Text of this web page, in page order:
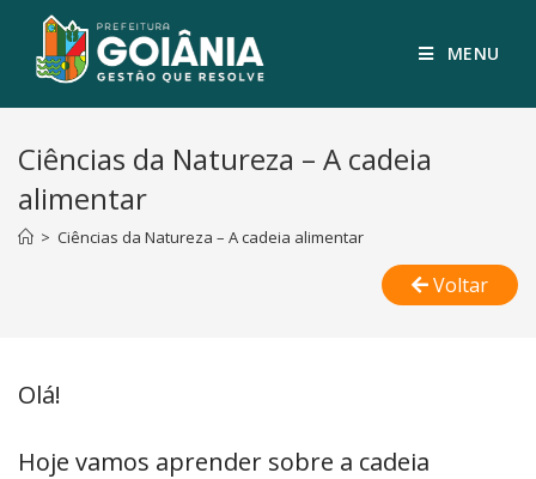
MENU
Ciências da Natureza – A cadeia
alimentar
> Ciências da Natureza – A cadeia alimentar
Voltar
Olá!
Hoje vamos aprender sobre a cadeia